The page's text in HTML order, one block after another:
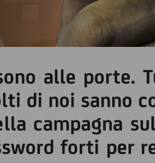
alle porte.
di noi sanno
campagna
forti per